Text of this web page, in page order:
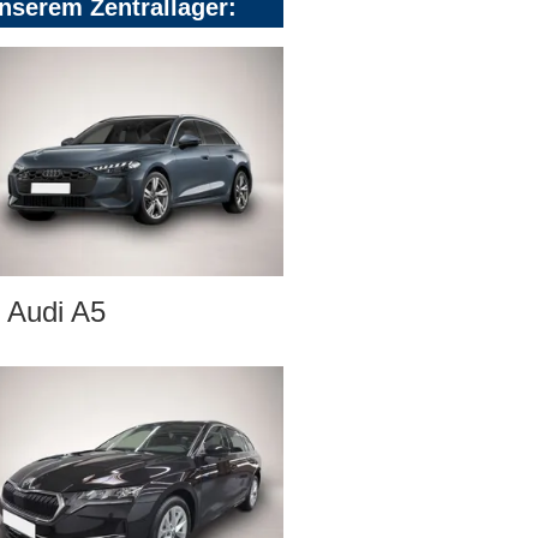
Zentrallager:
Audi A5